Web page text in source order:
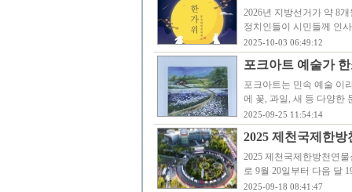
2026년 지방선거가 약 8
정치인들이 시민들께 인
2025-10-03 06:49:12
포크아트 예술가
포크아트는 민속 예술 이
에 꽃, 과일, 새 등 다양한
2025-09-25 11:54:14
2025 제천국제한
2025 제천국제한방천연
로 9월 20일부터 다음 달
2025-09-18 08:41:47